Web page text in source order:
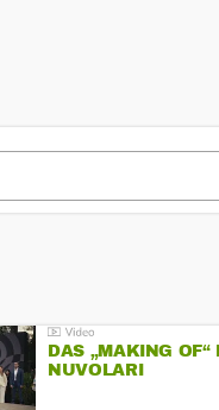
DAS „MAKING OF“
NUVOLARI